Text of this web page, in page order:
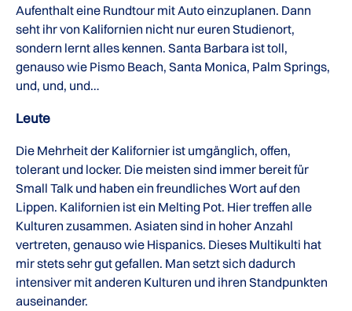
Aufenthalt eine Rundtour mit Auto einzuplanen. Dann
seht ihr von Kalifornien nicht nur euren Studienort,
sondern lernt alles kennen. Santa Barbara ist toll,
genauso wie Pismo Beach, Santa Monica, Palm Springs,
und, und, und…
Leute
Die Mehrheit der Kalifornier ist umgänglich, offen,
tolerant und locker. Die meisten sind immer bereit für
Small Talk und haben ein freundliches Wort auf den
Lippen. Kalifornien ist ein Melting Pot. Hier treffen alle
Kulturen zusammen. Asiaten sind in hoher Anzahl
vertreten, genauso wie Hispanics. Dieses Multikulti hat
mir stets sehr gut gefallen. Man setzt sich dadurch
intensiver mit anderen Kulturen und ihren Standpunkten
auseinander.